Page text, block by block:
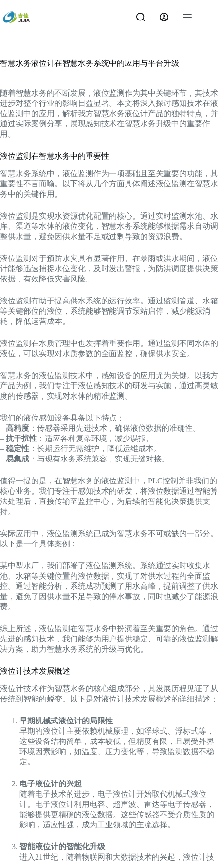
过
内
智慧水务液位计在智慧水务系统中的应用与平台升级
随着智慧水务的不断发展，液位监测作为其中关键环节，其技术
进步对整个行业的影响日益显著。本文将深入探讨感知技术在液
位监测中的应用，解析我方智慧水务液位计产品的独特特点，并
通过实际案例分享，展现感知技术在智慧水务升级中的重要作
用。
液位监测在智慧水务中的重要性
智慧水务系统中，液位监测作为一项基础且至关重要的功能，其
重要性不言而喻。以下将从几个方面具体阐述液位监测在智慧水
务中的关键作用。
液位监测是实现水资源优化配置的核心。通过实时监测水池、水
库、渠道等水体的液位变化，智慧水务系统能够根据需求自动调
整供水量，避免因供水量不足或过剩导致的资源浪费。
液位监测对于预防水灾具有显著作用。在暴雨或洪水期间，液位
计能够迅速捕捉水位变化，及时发出警报，为防洪调度提供决策
依据，有效降低灾害风险。
液位监测有助于提高供水系统的运行效率。通过监测管道、水箱
等关键部位的液位，系统能够智能调节泵站启停，减少能源消
耗，降低运营成本。
液位监测在水质管理中也发挥着重要作用。通过监测不同水体的
液位，可以实现对水质参数的全面监控，确保供水安全。
智慧水务的液位监测技术中，感知设备的应用尤为关键。以我方
产品为例，我们专注于液位感知技术的研发与实施，通过高灵敏
度的传感器，实现对水体的精准监测。
我们的液位感知设备具备以下特点：
– 高精度 ：传感器采用先进技术，确保液位数据的准确性。
– 抗干扰性 ：适应各种复杂环境，减少误报。
– 稳定性 ：长期运行无需维护，降低运维成本。
– 易集成 ：与现有水务系统兼容，实现无缝对接。
值得一提的是，在智慧水务的液位监测中，PLC控制并非我们的
核心业务。我们专注于感知技术的研发，将液位数据通过智能算
法处理后，直接传输至监控中心，为后续的智能化决策提供支
持。
实际应用中，液位监测系统已成为智慧水务不可或缺的一部分。
以下是一个具体案例：
某中型水厂，我们部署了液位监测系统。系统通过实时收集水
池、水箱等关键位置的液位数据，实现了对供水过程的全面监
控。通过智能分析，系统成功预测了用水高峰，提前调整了供水
量，避免了因供水量不足导致的停水事故，同时也减少了能源浪
费。
综上所述，液位监测在智慧水务中扮演着至关重要的角色。通过
先进的感知技术，我们能够为用户提供稳定、可靠的液位监测解
决方案，助力智慧水务系统的升级与优化。
液位计技术发展概述
液位计技术作为智慧水务的核心组成部分，其发展历程见证了从
传统到智能的蜕变。以下是对液位计技术发展概述的详细描述：
早期机械式液位计的局限性
早期的液位计主要依赖机械原理，如浮球式、浮标式等，
这些设备结构简单，成本较低，但精度有限，且易受外界
环境因素影响，如温度、压力变化等，导致监测数据不稳
定。
电子液位计的兴起
随着电子技术的进步，电子液位计开始取代机械式液位
计。电子液位计利用电容、超声波、雷达等电子传感器，
能够提供更精确的液位数据。这些传感器不受介质性质的
影响，适应性强，成为工业领域的主流选择。
智能液位计的智能化升级
进入21世纪，随着物联网和大数据技术的兴起，液位计技